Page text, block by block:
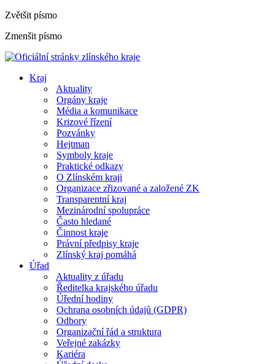
Zvětšit písmo
Zmenšit písmo
Kraj
Aktuality
Orgány kraje
Média a komunikace
Krizové řízení
Pozvánky
Hejtman
Symboly kraje
Praktické odkazy
O Zlínském kraji
Organizace zřizované a založené ZK
Transparentní kraj
Mezinárodní spolupráce
Často hledané
Činnost kraje
Právní předpisy kraje
Zlínský kraj pomáhá
Úřad
Aktuality z úřadu
Ředitelka krajského úřadu
Úřední hodiny
Ochrana osobních údajů (GDPR)
Odbory
Organizační řád a struktura
Veřejné zakázky
Kariéra